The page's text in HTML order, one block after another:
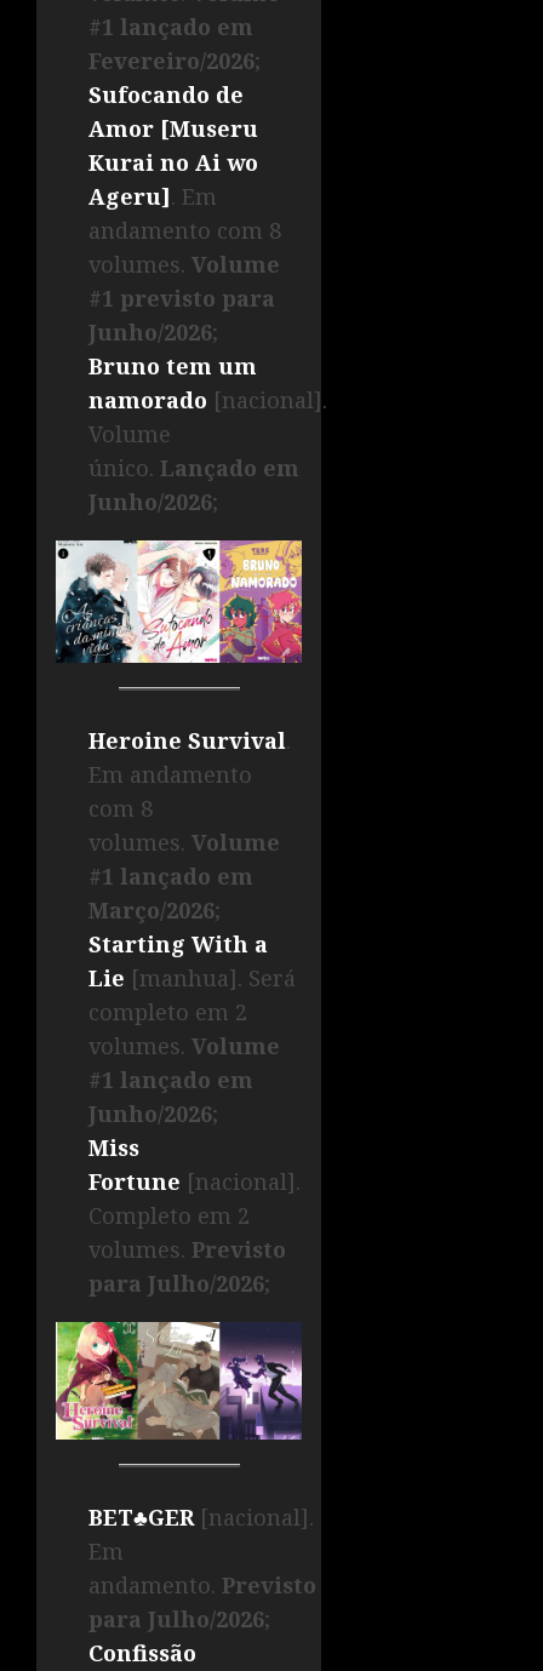
#1 lançado em
Fevereiro/2026;
Sufocando de
Amor [Museru
Kurai no Ai wo
Ageru]. Em
andamento com 8
volumes. Volume
#1 previsto para
Junho/2026;
Bruno tem um
namorado [nacional].
Volume
único. Lançado em
Junho/2026;
Heroine Survival.
Em andamento
com 8
volumes. Volume
#1 lançado em
Março/2026;
Starting With a
Lie [manhua]. Será
completo em 2
volumes. Volume
#1 lançado em
Junho/2026;
Miss
Fortune [nacional].
Completo em 2
volumes. Previsto
para Julho/2026;
BET♣GER[nacional].
Em
andamento. Previsto
para Julho/2026;
Confissão